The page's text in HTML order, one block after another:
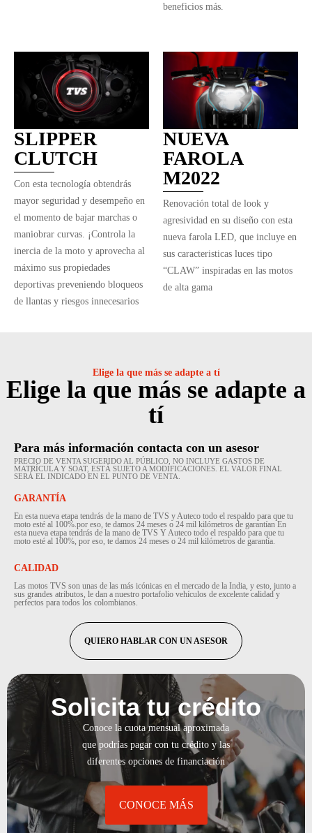
beneficios más.
SLIPPER
CLUTCH
Con esta tecnología obtendrás
mayor seguridad y desempeño en
el momento de bajar marchas o
maniobrar curvas. ¡Controla la
inercia de la moto y aprovecha al
máximo sus propiedades
deportivas preveniendo bloqueos
de llantas y riesgos innecesarios
NUEVA
FAROLA
M2022
Renovación total de look y
agresividad en su diseño con esta
nueva farola LED, que incluye en
sus caracteristicas luces tipo
“CLAW” inspiradas en las motos
de alta gama
Elige la que más se adapte a tí
Elige la que más se adapte a
tí
Para más información contacta con un asesor
PRECIO DE VENTA SUGERIDO AL PÚBLICO, NO INCLUYE GASTOS DE
MATRÍCULA Y SOAT, ESTÁ SUJETO A MODIFICACIONES. EL VALOR FINAL
SERÁ EL INDICADO EN EL PUNTO DE VENTA.
GARANTÍA
En esta nueva etapa tendrás de la mano de TVS y Auteco todo el respaldo para que tu
moto esté al 100%.por eso, te damos 24 meses o 24 mil kilómetros de garantían En
esta nueva etapa tendrás de la mano de TVS Y Auteco todo el respaldo para que tu
moto esté al 100%, por eso, te damos 24 meses o 24 mil kilómetros de garantía.
CALIDAD
Las motos TVS son unas de las más icónicas en el mercado de la India, y esto, junto a
sus grandes atributos, le dan a nuestro portafolio vehículos de excelente calidad y
perfectos para todos los colombianos.
QUIERO HABLAR CON UN ASESOR
Solicita tu crédito
Conoce la cuota mensual aproximada
que podrías pagar con tu crédito y las
diferentes opciones de financiación
CONOCE MÁS